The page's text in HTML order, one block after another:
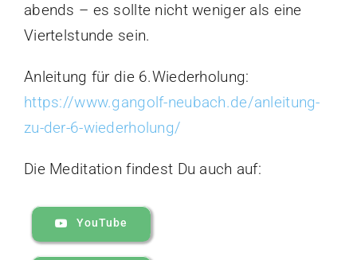
abends – es sollte nicht weniger als eine
Viertelstunde sein.
Anleitung für die 6.Wiederholung:
https://www.gangolf-neubach.de/anleitung-
zu-der-6-wiederholung/
Die Meditation findest Du auch auf:
YouTube